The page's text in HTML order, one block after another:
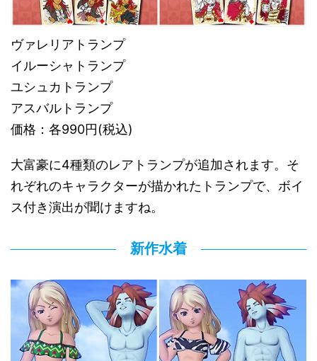
ヴァレリアトランプ
イルーシャトランプ
ユシュカトランプ
アスバルトランプ
価格：各990円(税込)
大富豪に4種類のレアトランプが追加されます。そ
れぞれのキャラクターが描かれたトランプで、ボイ
ス付き演出が聞けますね。
新作水着